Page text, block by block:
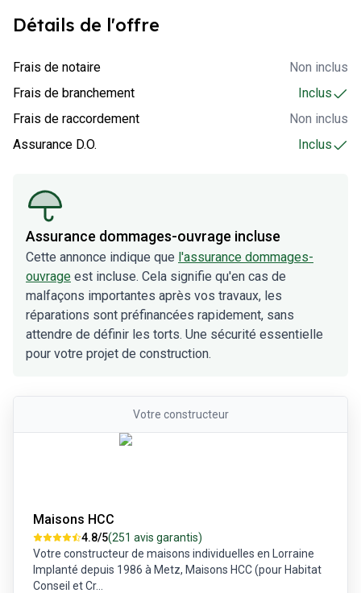
Détails de l'offre
Frais de notaire-
Non inclus
Frais de branchement-
Inclus
Frais de raccordement-
Non inclus
Assurance D.O.
Inclus
Assurance dommages-ouvrage incluse
Cette annonce indique que l'assurance dommages-
ouvrage est incluse. Cela signifie qu'en cas de
malfaçons importantes après vos travaux, les
réparations sont préfinancées rapidement, sans
attendre de définir les torts. Une sécurité essentielle
pour votre projet de construction.
Votre constructeur
Maisons HCC
4.8/5(251 avis garantis)
Votre constructeur de maisons individuelles en Lorraine
Implanté depuis 1986 à Metz, Maisons HCC (pour Habitat
Conseil et Cr...